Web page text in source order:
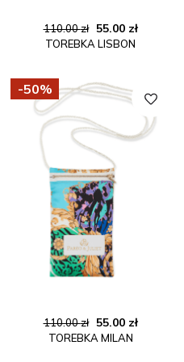
110.00zł
Pierwotna
cena
110.00 zł.
55.00 złAktualna
TOREBKA LISBON
-50%
110.00zł
Pierwotna
cena
55.00 złAktualna
TOREBKA MILAN